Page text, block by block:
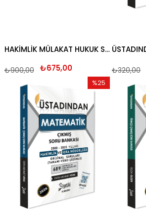
HAKİMLİK MÜLAKAT HUKUK SORULARI ÖZAL DURAN 2026
₺675,00
₺900,00 ₺320,00
%25
%25İndirim